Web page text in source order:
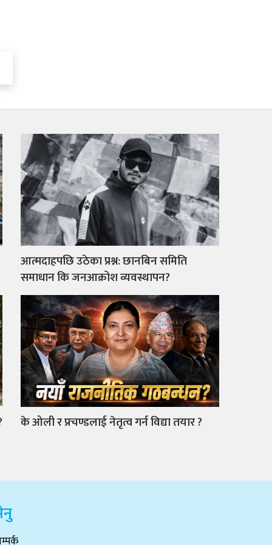
आत्मदाहपछि उठेका प्रश्न: छानबिन समिति
समाधान कि जनआक्रोश व्यवस्थापन?
के ओली र प्रचण्डलाई नेतृत्व गर्न विद्या तयार ?